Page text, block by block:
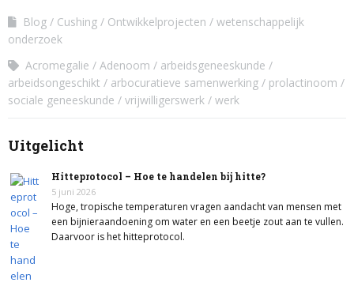
Blog Cushing Ontwikkelprojecten
wetenschappelijk
onderzoek
Acromegalie
Adenoom
arbeidsgeneeskunde
arbeidsongeschikt
arbocuratieve samenwerking
prolactinoom
sociale geneeskunde
vrijwilligerswerk werk
Uitgelicht
Hitteprotocol – Hoe te handelen bij hitte?
5 juni 2026
Hoge, tropische temperaturen vragen aandacht van mensen met
een bijnieraandoening om water en een beetje zout aan te vullen.
Daarvoor is het hitteprotocol.